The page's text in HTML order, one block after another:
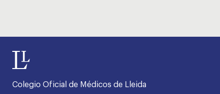
Colegio Oficial de Médicos de Lleida